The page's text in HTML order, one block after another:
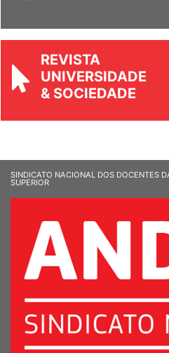
REVISTA
UNIVERSIDADE
& SOCIEDADE
SINDICATO NACIONAL DOS DOCENTES
SUPERIOR